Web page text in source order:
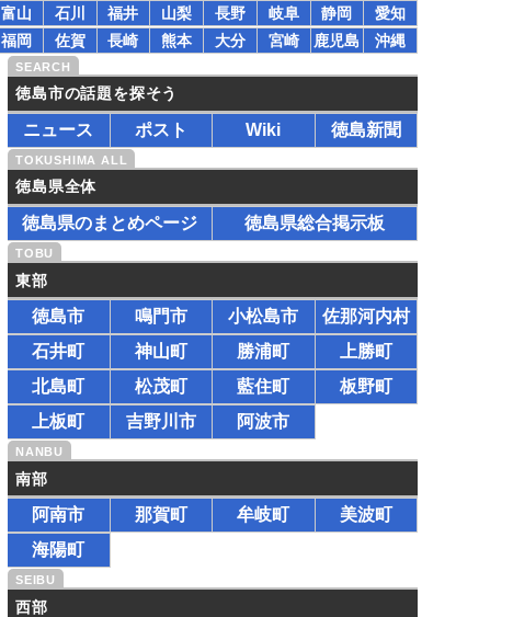
富山 石川 福井 山梨 長野 岐阜 静岡
愛知
福岡 佐賀 長崎 熊本 大分 宮崎 鹿児島 沖縄
徳島市の話題を探そう
ニュース ポスト Wiki 徳島新聞
徳島県全体
徳島県のまとめページ 徳島県総合掲示板
東部
徳島市 鳴門市 小松島市
佐那河内村
石井町
神山町 勝浦町
上勝町
北島町
松茂町 藍住町
板野町
上板町
吉野川市 阿波市
南部
阿南市 那賀町 牟岐町
美波町
海陽町
西部